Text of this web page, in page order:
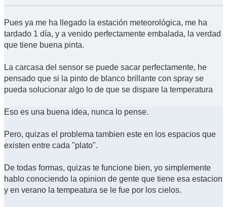
Pues ya me ha llegado la estación meteorológica, me ha
tardado 1 día, y a venido perfectamente embalada, la verdad
que tiene buena pinta.
La carcasa del sensor se puede sacar perfectamente, he
pensado que si la pinto de blanco brillante con spray se
pueda solucionar algo lo de que se dispare la temperatura
Eso es una buena idea, nunca lo pense.
Pero, quizas el problema tambien este en los espacios que
existen entre cada "plato".
De todas formas, quizas te funcione bien, yo simplemente
hablo conociendo la opinion de gente que tiene esa estacion
y en verano la tempeatura se le fue por los cielos.